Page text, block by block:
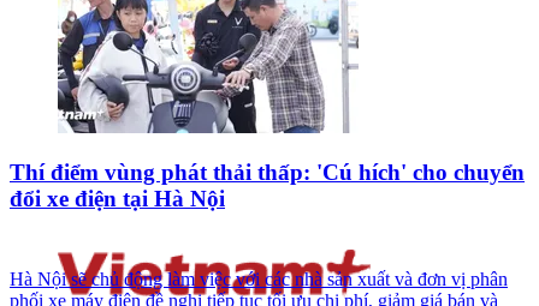
Thí điểm vùng phát thải thấp: 'Cú hích' cho chuyển
đổi xe điện tại Hà Nội
Hà Nội sẽ chủ động làm việc với các nhà sản xuất và đơn vị phân
phối xe máy điện đề nghị tiếp tục tối ưu chi phí, giảm giá bán và